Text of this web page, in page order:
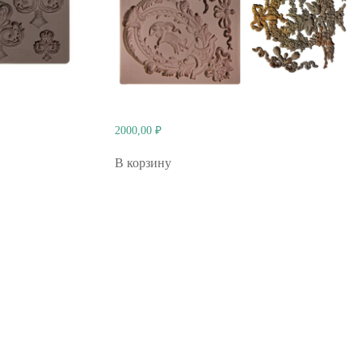
2000,00 ₽
В корзину